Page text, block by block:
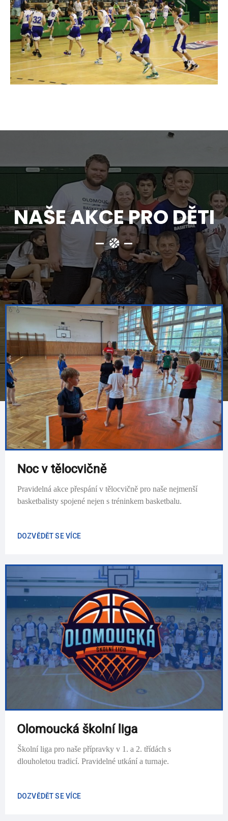
NAŠE AKCE PRO DĚTI
Noc v tělocvičně
Pravidelná akce přespání v tělocvičně pro naše nejmenší
basketbalisty spojené nejen s tréninkem basketbalu.
DOZVĚDĚT SE VÍCE
Olomoucká školní liga
Školní liga pro naše přípravky v 1. a 2. třídách s
dlouholetou tradicí. Pravidelné utkání a turnaje.
DOZVĚDĚT SE VÍCE